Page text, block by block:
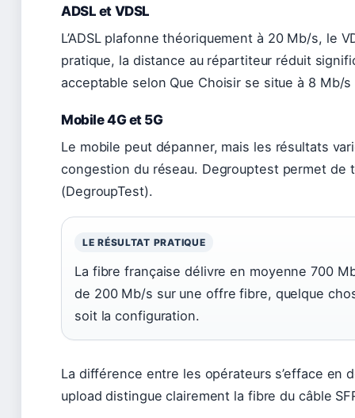
ADSL et VDSL
L’ADSL plafonne théoriquement à 20 Mb/s, le
pratique, la distance au répartiteur réduit
acceptable selon Que Choisir se situe à 8 Mb/s
Mobile 4G et 5G
Le mobile peut dépanner, mais les résultats
congestion du réseau. Degrouptest permet de
(DegroupTest).
LE RÉSULTAT PRATIQUE
La fibre française délivre en moyenne 700
de 200 Mb/s sur une offre fibre, quelque
soit la configuration.
La différence entre les opérateurs s’efface en
upload distingue clairement la fibre du câble